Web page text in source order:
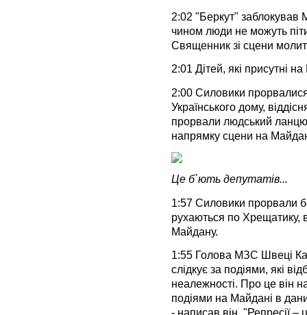
2:02 "Беркут" заблокував
чином люди не можуть
Священник зі сцени
2:01 Дітей, які присутні
2:00 Силовики
Українського дому,
прорвали людський ланцюг
напрямку сцени на
Це б`ють депутатів...
1:57 Силовики прорвали
рухаються по Хрещатику,
Майдану.
1:55 Голова МЗС Швеці
слідкує за подіями, які
неалежності. Про це він
подіями на Майдані в
- написав він. "Репресії